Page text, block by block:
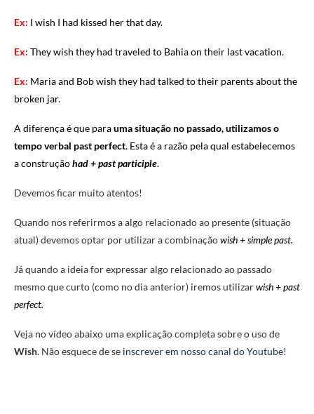
Ex: I wish I had kissed her that day.
Ex: They wish they had traveled to Bahia on their last vacation.
Ex: Maria and Bob wish they had talked to their parents about the
broken jar.
A diferença é que parauma situação no passado, utilizamos o
tempo verbal past perfect. Esta é a razão pela qual estabelecemos
a construçãohad + past participle.
Devemos ficar muito atentos!
Quando nos referirmos a algo relacionado ao presente (situação
atual) devemos optar por utilizar a combinaçãowish + simple past.
Já quando a ideia for expressar algo relacionado ao passado
mesmo que curto (como no dia anterior) iremos utilizarwish + past
perfect.
Veja no vídeo abaixo uma explicação completa sobre o uso de
Wish. Não esquece de se inscrever em nosso canal do Youtube!